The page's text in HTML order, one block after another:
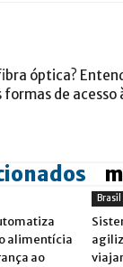
óptica?
de acesso
alimentícia
ao
Brasil